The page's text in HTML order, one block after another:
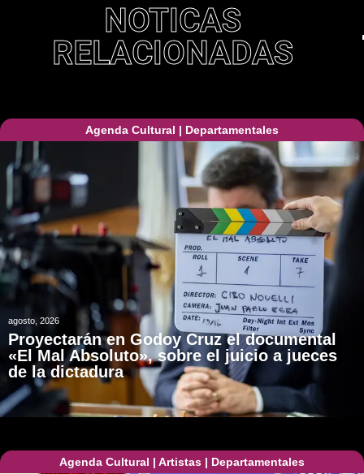
NOTICAS
RELACIONADAS
Agenda Cultural | Departamentales
agosto, 2026
Proyectarán en Godoy Cruz el documental
«El Mal Absoluto», sobre el juicio a jueces
de la dictadura
Agenda Cultural | Artistas | Departamentales